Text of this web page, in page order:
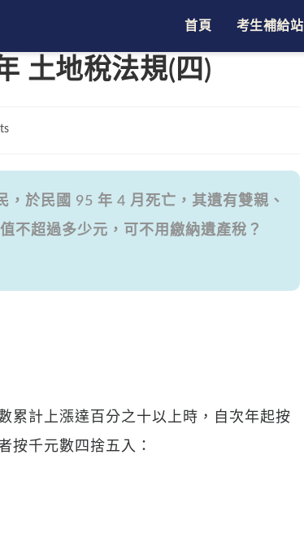
首頁 考生補給站
土地稅法規(四)
於民國 95 年 4 月死亡，其遺有雙親、
不超過多少元，可不用繳納遺產稅？
累計上漲達百分之十以上時，自次年起按
按千元數四捨五入：